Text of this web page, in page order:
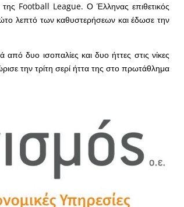
Football League. Ο Έλληνας επιθετικός
λεπτό των καθυστερήσεων και έδωσε την
δυο ισοπαλίες και δυο ήττες στις νίκες
την τρίτη σερί ήττα της στο πρωτάθλημα